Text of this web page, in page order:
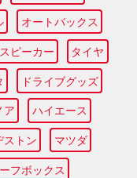
オートバックス
スピーカー タイヤ
ドライブグッズ
ア ハイエース
ストン マツダ
フボックス